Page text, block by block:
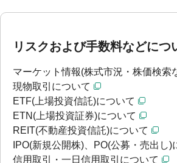
リスクおよび手数料などにつ
マーケット情報(株式市況・株価検索
現物取引について
ETF(上場投資信託)について
ETN(上場投資証券)について
REIT(不動産投資信託)について
IPO(新規公開株)、PO(公募・売出し)
信用取引・一日信用取引について